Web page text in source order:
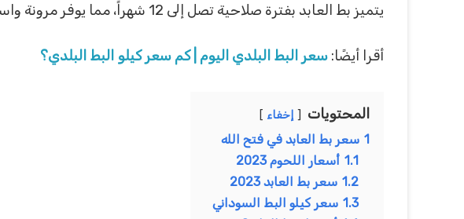
يتميز بط العابد بفترة صلاحية تصل إلى 12 شهراً، مما يوفر مرونة واستدامة للتخزين.
أقرا أيضًا: سعر البط البلدي اليوم | كم سعر كيلو البط البلدي؟
المحتويات إخفاء
1 سعر بط العابد في فتح الله
1.1 أسعار اللحوم 2023
1.2 سعر بط العابد 2023
1.3 سعر كيلو البط السوداني